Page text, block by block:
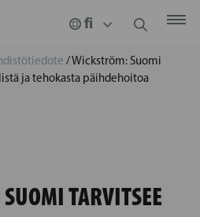
/Wickström: Suomi
ja tehokasta päihdehoitoa
TARVITSEE